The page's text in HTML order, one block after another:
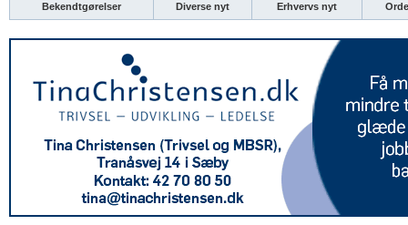
Bekendtgørelser Diverse nyt Erhvervs nyt